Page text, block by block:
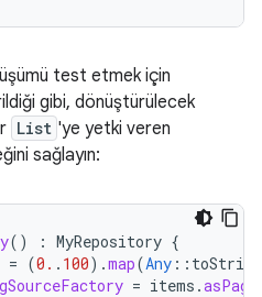
test etmek için
gibi, dönüştürülecek
List 'ye yetki veren
sağlayın:
() : MyRepository {
= (0. . 100).map(Any :: toString
= items .